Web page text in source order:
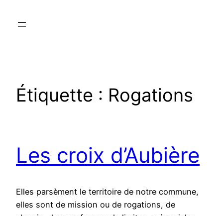
Étiquette : Rogations
Les croix d’Aubière
Elles parsèment le territoire de notre commune,
elles sont de mission ou de rogations, de